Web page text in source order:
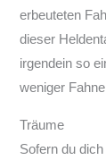
erbeuteten
dieser
irgendein so
weniger
Träume
Sofern du